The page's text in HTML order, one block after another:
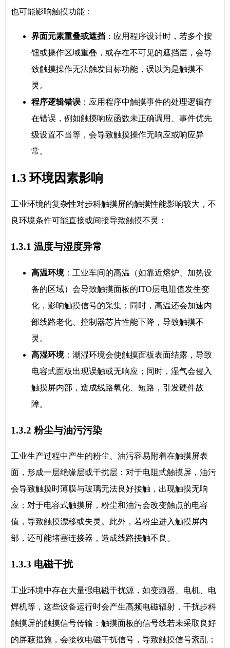
也可能影响触摸功能：
界面元素重叠或遮挡 ：应用程序设计时，若多个按
钮或操作区域重叠，或存在不可见的遮挡层，会导
致触摸操作无法触发目标功能，误以为是触摸不
灵。
程序逻辑错误 ：应用程序中触摸事件的处理逻辑存
在错误，例如触摸响应函数未正确调用、事件优先
级设置不当等，会导致触摸操作无响应或响应异
常。
1.3 环境因素影响
工业环境的复杂性对步科触摸屏的触摸性能影响较大，不
良环境条件可能直接或间接导致触摸不灵：
1.3.1 温度与湿度异常
高温环境：工业车间的高温（如靠近熔炉、加热设
备的区域）会导致触摸面板的ITO层电阻值发生变
化，影响触摸信号的采集；同时，高温还会加速内
部线路老化、控制器芯片性能下降，导致触摸不
灵。
高湿环境：潮湿环境会使触摸面板表面结露，导致
电容式面板出现误触或无响应；同时，湿气会侵入
触摸屏内部，造成线路氧化、短路，引发硬件故
障。
1.3.2 粉尘与油污污染
工业生产过程中产生的粉尘、油污容易附着在触摸屏表
面，形成一层绝缘层或干扰层：对于电阻式触摸屏，油污
会导致触摸时薄膜与玻璃无法良好接触，出现触摸无响
应；对于电容式触摸屏，粉尘和油污会改变触点的电容
值，导致触摸漂移或失灵。此外，若粉尘进入触摸屏内
部，还可能堵塞连接器，造成线路接触不良。
1.3.3 电磁干扰
工业环境中存在大量强电磁干扰源，如变频器、电机、电
焊机等，这些设备运行时会产生高频电磁辐射，干扰步科
触摸屏的触摸信号传输：触摸面板的信号线若未采取良好
的屏蔽措施，会接收电磁干扰信号，导致触摸信号紊乱；